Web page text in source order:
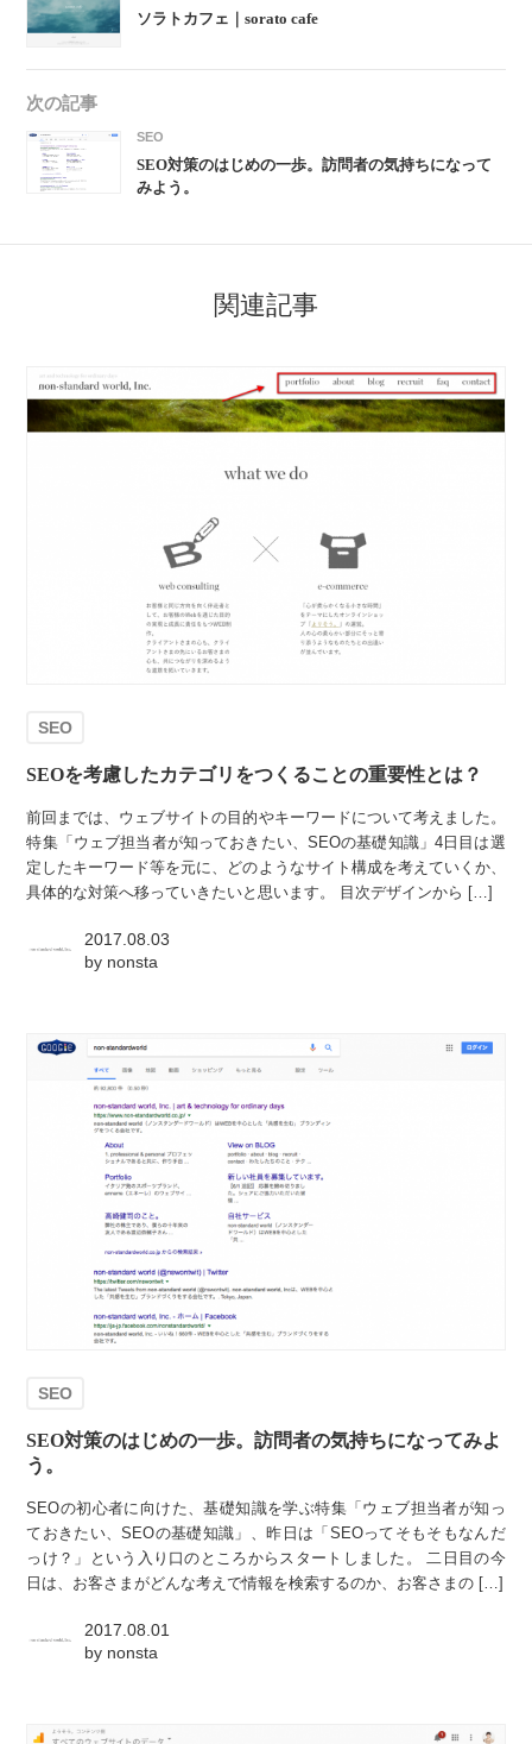
ソラトカフェ｜sorato cafe
次の記事
SEO
SEO対策のはじめの一歩。訪問者の気持ちになって
みよう。
関連記事
SEO
SEOを考慮したカテゴリをつくることの重要性とは？
前回までは、ウェブサイトの目的やキーワードについて考えました。
特集「ウェブ担当者が知っておきたい、SEOの基礎知識」4日目は選
定したキーワード等を元に、どのようなサイト構成を考えていくか、
具体的な対策へ移っていきたいと思います。 目次デザインから […]
2017.08.03
by nonsta
SEO
SEO対策のはじめの一歩。訪問者の気持ちになってみよ
う。
SEOの初心者に向けた、基礎知識を学ぶ特集「ウェブ担当者が知っ
ておきたい、SEOの基礎知識」、昨日は「SEOってそもそもなんだ
っけ？」という入り口のところからスタートしました。 二日目の今
日は、お客さまがどんな考えで情報を検索するのか、お客さまの […]
2017.08.01
by nonsta